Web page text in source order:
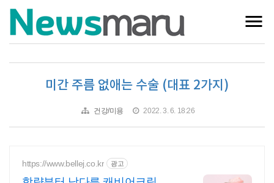
미간 주름 없애는 수술 (대표 2가지)
건강/미용 2022. 3. 6. 18:26
https://www.bellej.co.kr 광고